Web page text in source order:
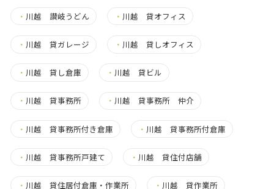
・ 川越 讃岐うどん ・ 川越 貸オフィス
・ 川越 貸ガレージ ・ 川越 貸しオフィス
・ 川越 貸し倉庫 ・ 川越 貸ビル
・ 川越 貸事務所 ・ 川越 貸事務所 仲介
・ 川越 貸事務所付き倉庫 ・ 川越 貸事務所付倉庫
・ 川越 貸事務所戸建て ・ 川越 貸住付店舗
・ 川越 貸住居付倉庫・作業所 ・ 川越 貸作業所